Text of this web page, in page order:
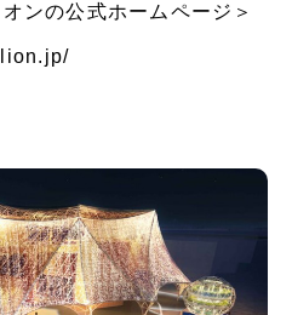
ンの公式ホームページ＞